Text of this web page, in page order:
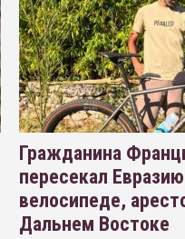
Гражданина
пересекал
велосипеде,
Дальнем Востоке